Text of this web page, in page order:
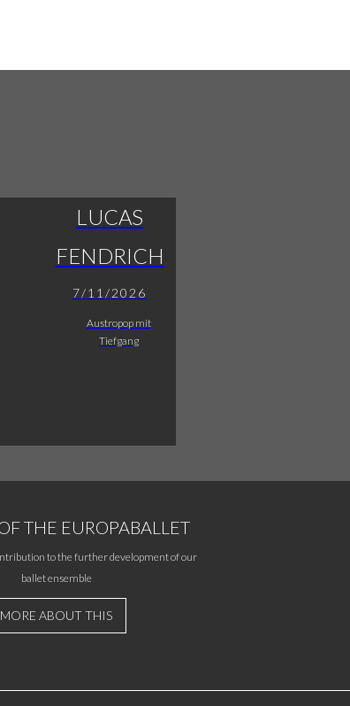
LUCAS
FENDRICH
7/11/2026
Austropop mit
Tiefgang
THE EUROPABALLET
to the further development of our
ballet ensemble
MORE ABOUT THIS